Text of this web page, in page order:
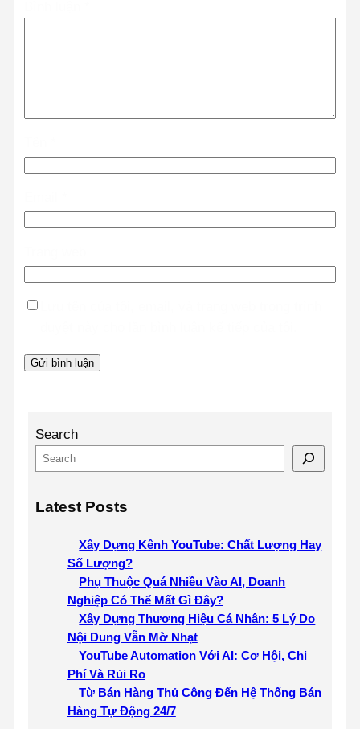
Search
Latest Posts
Xây Dựng Kênh YouTube: Chất Lượng Hay
Số Lượng?
Phụ Thuộc Quá Nhiều Vào AI, Doanh
Nghiệp Có Thể Mất Gì Đây?
Xây Dựng Thương Hiệu Cá Nhân: 5 Lý Do
Nội Dung Vẫn Mờ Nhạt
YouTube Automation Với AI: Cơ Hội, Chi
Phí Và Rủi Ro
Từ Bán Hàng Thủ Công Đến Hệ Thống Bán
Hàng Tự Động 24/7